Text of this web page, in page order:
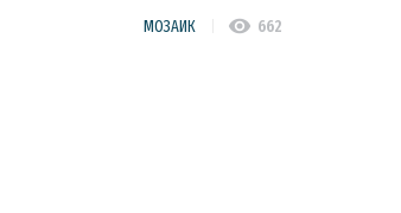
МОЗАИК visibility 662